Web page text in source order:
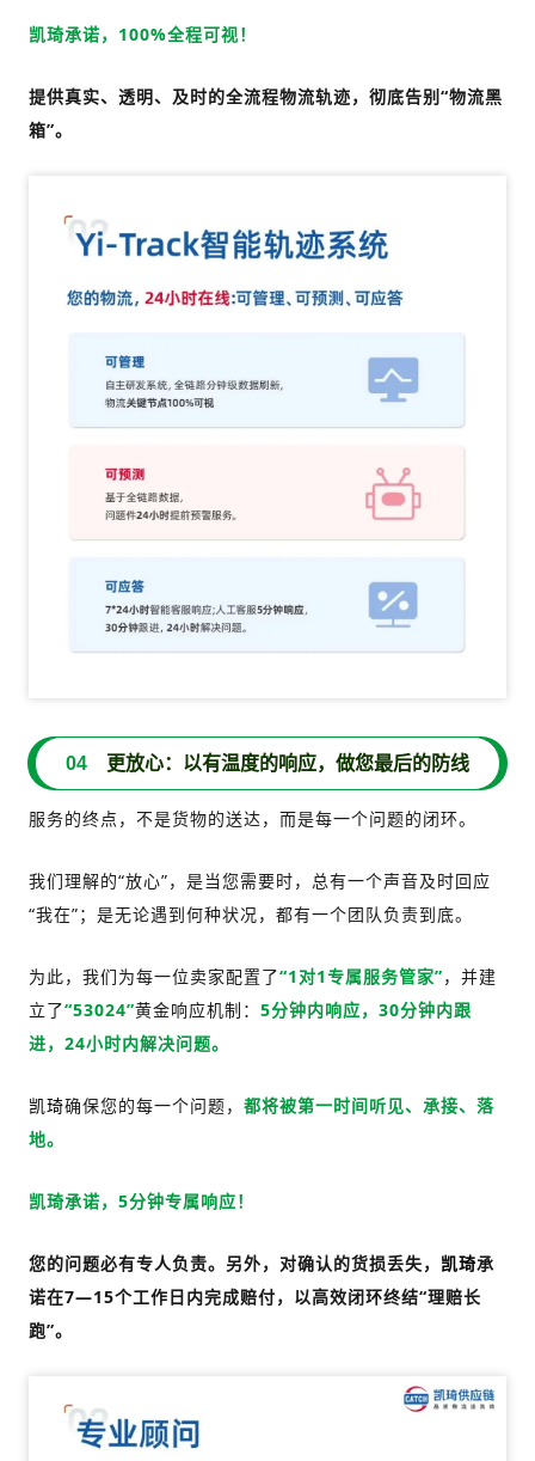
凯琦承诺，100%全程可视！
提供真实、透明、及时的全流程物流轨迹，彻底告别“物流黑
箱”。
04 更放心：以有温度的响应，做您最后的防线
服务的终点，不是货物的送达，而是每一个问题的闭环。
我们理解的“放心”，是当您需要时，总有一个声音及时回应
“我在”；是无论遇到何种状况，都有一个团队负责到底。
为此，我们为每一位卖家配置了“1对1专属服务管家”，并建
立了“53024”黄金响应机制： 5分钟内响应，30分钟内跟
进，24小时内解决问题。
凯琦确保您的每一个问题， 都将被第一时间听见、承接、落
地。
凯琦承诺，5分钟专属响应！
您的问题必有专人负责。另外，对确认的货损丢失， 凯琦承
诺在7—15个工作日内完成赔付，以高效闭环终结“理赔长
跑”。